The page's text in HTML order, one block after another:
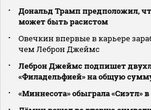
Дональд Трамп предположил,
может быть расистом
Овечкин впервые в карьере
чем Леброн Джеймс
Леброн Джеймс подпишет
«Филадельфией» на общую
«Миннесота» обыграла «Сиэтл»